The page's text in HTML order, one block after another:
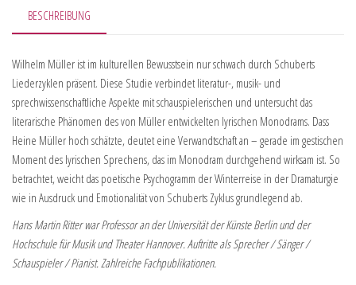
BESCHREIBUNG
Wilhelm Müller ist im kulturellen Bewusstsein nur schwach durch Schuberts
Liederzyklen präsent. Diese Studie verbindet literatur-, musik- und
sprechwissenschaftliche Aspekte mit schauspielerischen und untersucht das
literarische Phänomen des von Müller entwickelten lyrischen Monodrams. Dass
Heine Müller hoch schätzte, deutet eine Verwandtschaft an – gerade im gestischen
Moment des lyrischen Sprechens, das im Monodram durchgehend wirksam ist. So
betrachtet, weicht das poetische Psychogramm der Winterreise in der Dramaturgie
wie in Ausdruck und Emotionalität von Schuberts Zyklus grundlegend ab.
Hans Martin Ritter war Professor an der Universität der Künste Berlin und der
Hochschule für Musik und Theater Hannover. Auftritte als Sprecher / Sänger /
Schauspieler / Pianist. Zahlreiche Fachpublikationen.